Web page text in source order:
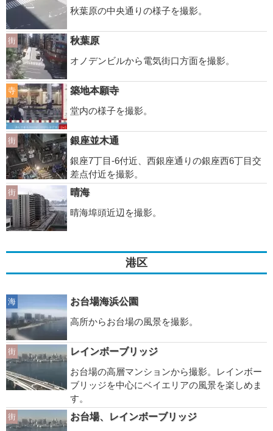
秋葉原の中央通りの様子を撮影。
街
秋葉原
オノデンビルから電気街口方面を撮影。
寺
築地本願寺
堂内の様子を撮影。
街
銀座並木通
銀座7丁目-6付近、西銀座通りの銀座西6丁目交
差点付近を撮影。
街
晴海
晴海埠頭近辺を撮影。
港区
海
お台場海浜公園
高所からお台場の風景を撮影。
街
レインボーブリッジ
お台場の高層マンションから撮影。レインボー
ブリッジを中心にベイエリアの風景を楽しめま
す。
街
お台場、レインボーブリッジ